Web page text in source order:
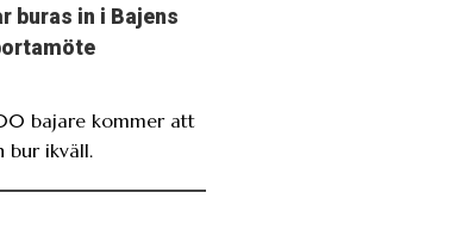
buras in i Bajens
bajare kommer att
bur ikväll.